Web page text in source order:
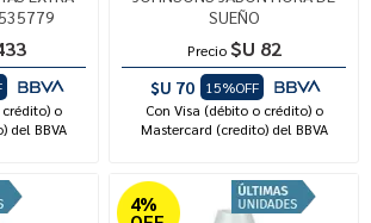
o
del BBVA
SUEÑO
Precio $U 82
$U 70
15%OFF
Con Visa (débito o crédito) o
Mastercard (credito) del BBVA
4%